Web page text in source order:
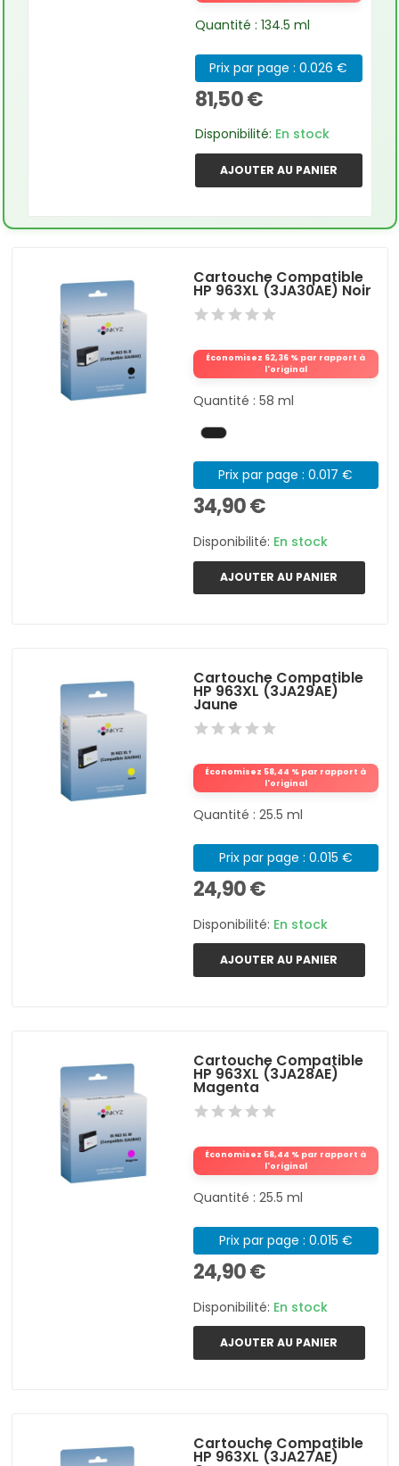
Quantité : 134.5 ml
Prix par page : 0.026 €
81,50 €
Disponibilité: En stock
AJOUTER AU PANIER
Cartouche Compatible
HP 963XL (3JA30AE) Noir
Économisez 62,36 % par rapport à
l'original
Quantité : 58 ml
Prix par page : 0.017 €
34,90 €
Disponibilité: En stock
AJOUTER AU PANIER
Cartouche Compatible
HP 963XL (3JA29AE)
Jaune
Économisez 58,44 % par rapport à
l'original
Quantité : 25.5 ml
Prix par page : 0.015 €
24,90 €
Disponibilité: En stock
AJOUTER AU PANIER
Cartouche Compatible
HP 963XL (3JA28AE)
Magenta
Économisez 58,44 % par rapport à
l'original
Quantité : 25.5 ml
Prix par page : 0.015 €
24,90 €
Disponibilité: En stock
AJOUTER AU PANIER
Cartouche Compatible
HP 963XL (3JA27AE)